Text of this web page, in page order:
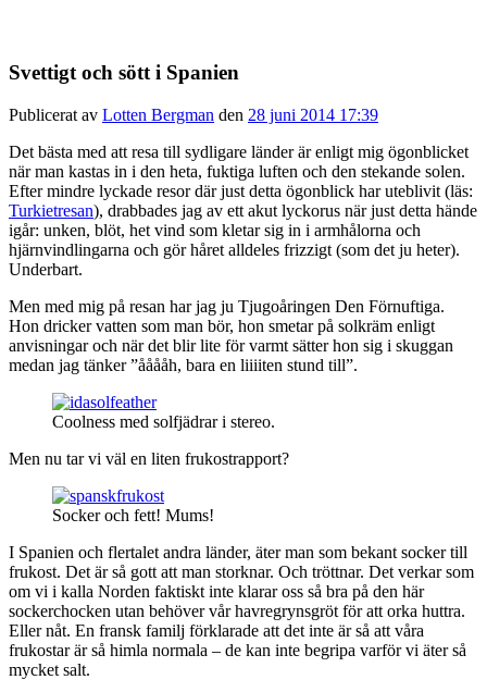
Svettigt och sött i Spanien
Publicerat av Lotten Bergman den 28 juni 2014 17:39
Det bästa med att resa till sydligare länder är enligt mig ögonblicket
när man kastas in i den heta, fuktiga luften och den stekande solen.
Efter mindre lyckade resor där just detta ögonblick har uteblivit (läs:
Turkietresan), drabbades jag av ett akut lyckorus när just detta hände
igår: unken, blöt, het vind som kletar sig in i armhålorna och
hjärnvindlingarna och gör håret alldeles frizzigt (som det ju heter).
Underbart.
Men med mig på resan har jag ju Tjugoåringen Den Förnuftiga.
Hon dricker vatten som man bör, hon smetar på solkräm enligt
anvisningar och när det blir lite för varmt sätter hon sig i skuggan
medan jag tänker ”ååååh, bara en liiiiten stund till”.
Coolness med solfjädrar i stereo.
Men nu tar vi väl en liten frukostrapport?
Socker och fett! Mums!
I Spanien och flertalet andra länder, äter man som bekant socker till
frukost. Det är så gott att man storknar. Och tröttnar. Det verkar som
om vi i kalla Norden faktiskt inte klarar oss så bra på den här
sockerchocken utan behöver vår havregrynsgröt för att orka huttra.
Eller nåt. En fransk familj förklarade att det inte är så att våra
frukostar är så himla normala – de kan inte begripa varför vi äter så
mycket salt.